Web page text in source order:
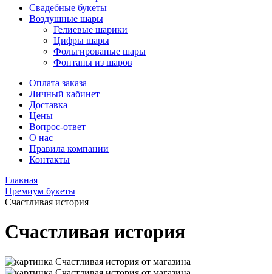
Свадебные букеты
Воздушные шары
Гелиевые шарики
Цифры шары
Фольгированые шары
Фонтаны из шаров
Оплата заказа
Личный кабинет
Доставка
Цены
Вопрос-ответ
О нас
Правила компании
Контакты
Главная
Премиум букеты
Счастливая история
Счастливая история